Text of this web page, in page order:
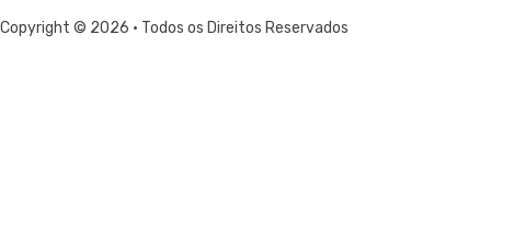
Copyright © 2026 • Todos os Direitos Reservados